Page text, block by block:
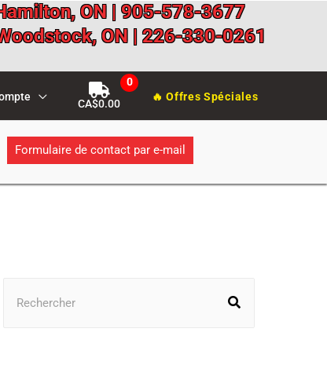
ON | 905-578-3677
ON | 226-330-0261
CA$0.00
🔥 Offres Spéciales
Formulaire de contact par e-mail